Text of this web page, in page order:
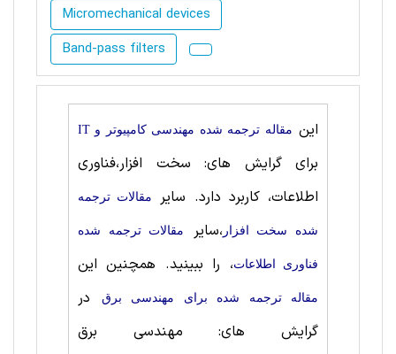
Micromechanical devices
Band-pass filters
این مقاله ترجمه شده مهندسی کامپیوتر و IT
برای گرایش های: سخت ‌افزار،فناوری
اطلاعات، کاربرد دارد. سایر
مقالات ترجمه
شده سخت ‌افزار ،سایر مقالات ترجمه شده
فناوری اطلاعات، را ببینید. همچنین این
مقاله ترجمه شده برای مهندسی برق
در
گرایش های: مهندسی برق